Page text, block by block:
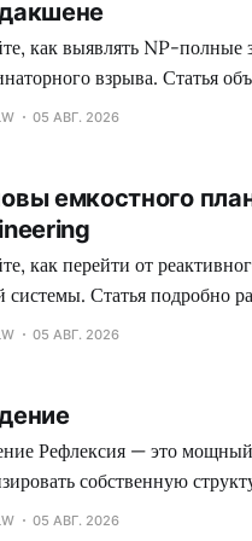
как выявлять NP-полные
взрыва. Статья
в современных IT-системах.
05 АВГ. 2026
емкостного
как перейти от
системы. Статья подробно
роста нагрузки.
05 АВГ. 2026
позволяющий программе
собственную
динамически
05 АВГ. 2026